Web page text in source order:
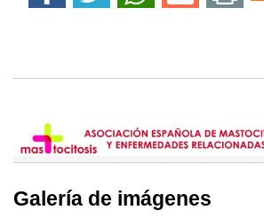
Galería de imágenes